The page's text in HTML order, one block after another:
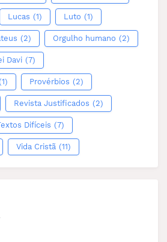
Lucas (1) Luto (1)
(2) Orgulho humano (2)
Davi (7)
Provérbios (2)
Revista Justificados (2)
Difíceis (7)
Vida Cristã (11)